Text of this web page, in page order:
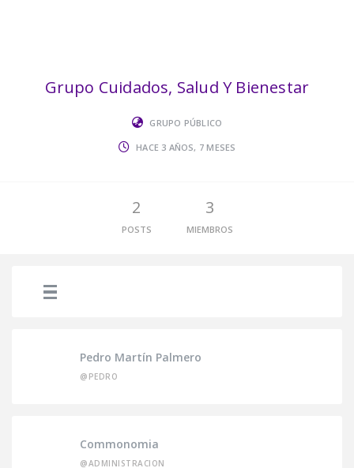
Grupo Cuidados, Salud Y Bienestar
GRUPO PÚBLICO
HACE 3 AÑOS, 7 MESES
2
POSTS
3
MIEMBROS
Pedro Martín Palmero
@PEDRO
Commonomia
@ADMINISTRACION